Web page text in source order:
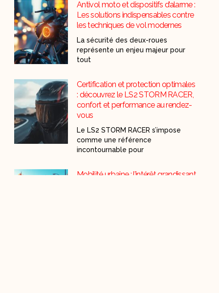
Antivol moto et dispositifs d’alarme :
Les solutions indispensables contre
les techniques de vol modernes
La sécurité des deux-roues
représente un enjeu majeur pour
tout
Certification et protection optimales
: découvrez le LS2 STORM RACER,
confort et performance au rendez-
vous
Le LS2 STORM RACER s’impose
comme une référence
incontournable pour
Mobilité urbaine : l’intérêt grandissant